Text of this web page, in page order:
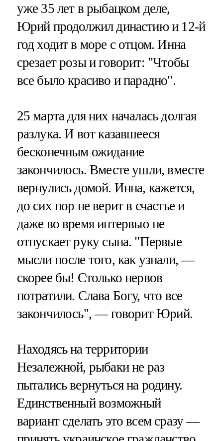
уже 35 лет в рыбацком деле,
Юрий продолжил династию и 12-й
год ходит в море с отцом. Инна
срезает розы и говорит: "Чтобы
все было красиво и парадно".
25 марта для них началась долгая
разлука. И вот казавшееся
бесконечным ожидание
закончилось. Вместе ушли, вместе
вернулись домой. Инна, кажется,
до сих пор не верит в счастье и
даже во время интервью не
отпускает руку сына. "Первые
мысли после того, как узнали, —
скорее бы! Столько нервов
потратили. Слава Богу, что все
закончилось", — говорит Юрий.
Находясь на территории
Незалежной, рыбаки не раз
пытались вернуться на родину.
Единственный возможный
вариант сделать это всем сразу —